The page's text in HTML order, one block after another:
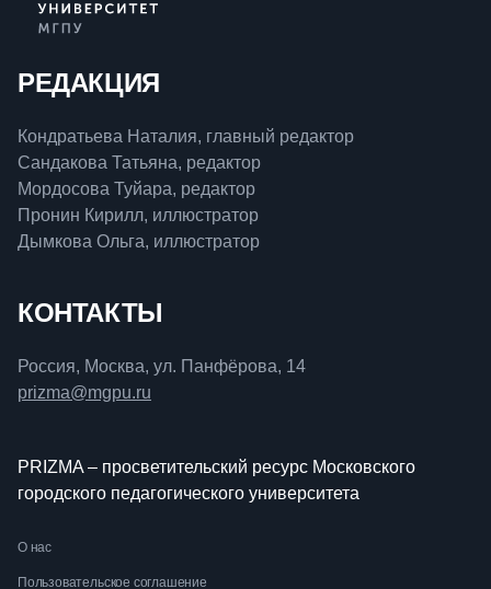
РЕДАКЦИЯ
Кондратьева Наталия, главный редактор
Сандакова Татьяна, редактор
Мордосова Туйара, редактор
Пронин Кирилл, иллюстратор
Дымкова Ольга, иллюстратор
КОНТАКТЫ
Россия, Москва, ул. Панфёрова, 14
prizma@mgpu.ru
PRIZMA – просветительский ресурс Московского
городского педагогического университета
О нас
Пользовательское соглашение